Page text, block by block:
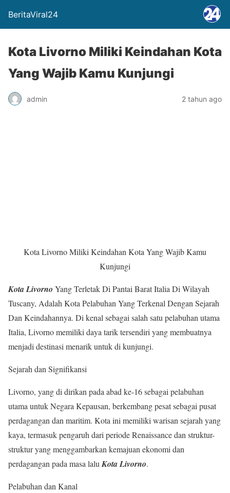
BeritaViral24
Kota Livorno Miliki Keindahan Kota
Yang Wajib Kamu Kunjungi
admin 2 tahun ago
Kota Livorno Miliki Keindahan Kota Yang Wajib Kamu
Kunjungi
Kota Livorno Yang Terletak Di Pantai Barat Italia Di Wilayah
Tuscany, Adalah Kota Pelabuhan Yang Terkenal Dengan Sejarah
Dan Keindahannya. Di kenal sebagai salah satu pelabuhan utama
Italia, Livorno memiliki daya tarik tersendiri yang membuatnya
menjadi destinasi menarik untuk di kunjungi.
Sejarah dan Signifikansi
Livorno, yang di dirikan pada abad ke-16 sebagai pelabuhan
utama untuk Negara Kepausan, berkembang pesat sebagai pusat
perdagangan dan maritim. Kota ini memiliki warisan sejarah yang
kaya, termasuk pengaruh dari periode Renaissance dan struktur-
struktur yang menggambarkan kemajuan ekonomi dan
perdagangan pada masa laluKota Livorno.
Pelabuhan dan Kanal